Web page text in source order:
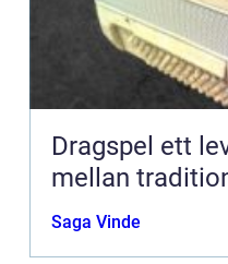
Dragspel ett levande instrument
mellan
Saga Vinde